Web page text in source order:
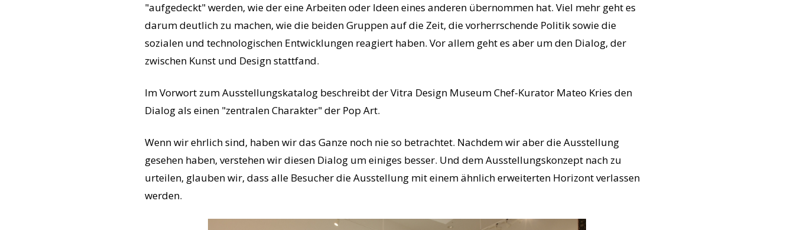
"aufgedeckt" werden, wie der eine Arbeiten oder Ideen eines anderen übernommen hat. Viel mehr geht es
darum deutlich zu machen, wie die beiden Gruppen auf die Zeit, die vorherrschende Politik sowie die
sozialen und technologischen Entwicklungen reagiert haben. Vor allem geht es aber um den Dialog, der
zwischen Kunst und Design stattfand.
Im Vorwort zum Ausstellungskatalog beschreibt der Vitra Design Museum Chef-Kurator Mateo Kries den
Dialog als einen "zentralen Charakter" der Pop Art.
Wenn wir ehrlich sind, haben wir das Ganze noch nie so betrachtet. Nachdem wir aber die Ausstellung
gesehen haben, verstehen wir diesen Dialog um einiges besser. Und dem Ausstellungskonzept nach zu
urteilen, glauben wir, dass alle Besucher die Ausstellung mit einem ähnlich erweiterten Horizont verlassen
werden.